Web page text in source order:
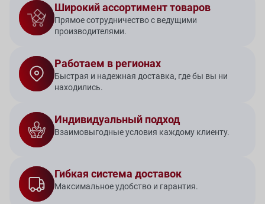
Широкий ассортимент товаров
Прямое сотрудничество с ведущими
производителями.
Работаем в регионах
Быстрая и надежная доставка, где бы вы ни
находились.
Индивидуальный подход
Взаимовыгодные условия каждому клиенту.
Гибкая система доставок
Максимальное удобство и гарантия.